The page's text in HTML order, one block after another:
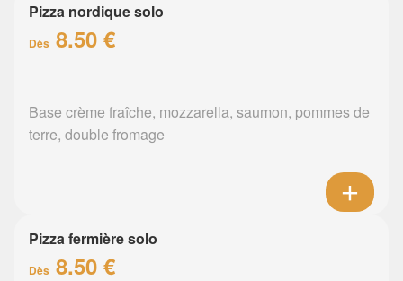
Pizza nordique solo
Dès 8.50 €
Base crème fraîche, mozzarella, saumon, pommes de
terre, double fromage
Pizza fermière solo
Dès 8.50 €